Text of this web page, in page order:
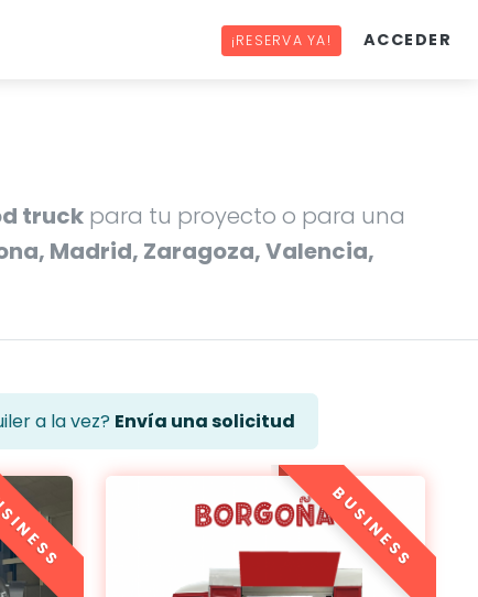
¡RESERVA YA! ACCEDER
truck para tu proyecto o para una
Madrid, Zaragoza, Valencia,
a la vez? Envía una solicitud
BUSINESS